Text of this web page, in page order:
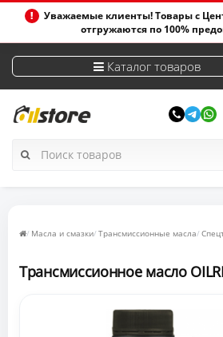
Уважаемые клиенты! Товары с
отгружаются по 100%
Каталог товаров
Масла и смазки Трансмиссионные масла
Tрансмиссионное масло